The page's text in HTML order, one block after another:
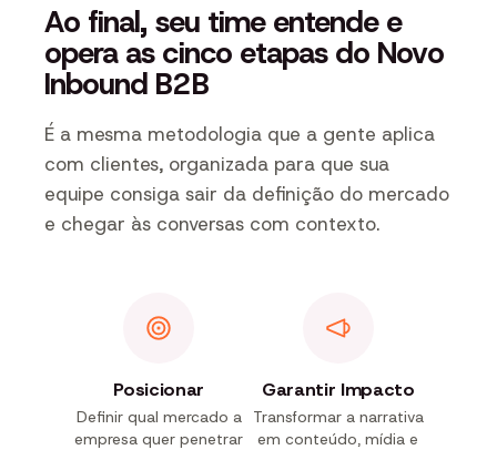
Ao final, seu time entende e
opera as cinco etapas do Novo
Inbound B2B
É a mesma metodologia que a gente aplica
com clientes, organizada para que sua
equipe consiga sair da definição do mercado
e chegar às conversas com contexto.
Posicionar
Definir qual mercado a
empresa quer penetrar
Garantir Impacto
Transformar a narrativa
em conteúdo, mídia e